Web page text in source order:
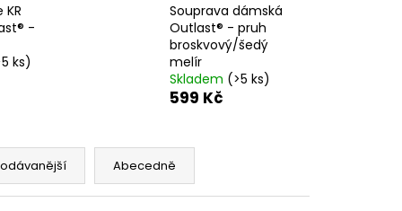
-
ks)
Souprava dámská
Outlast® - pruh
broskvový/šedý
melír
Skladem (>5 ks)
599 Kč
Abecedně